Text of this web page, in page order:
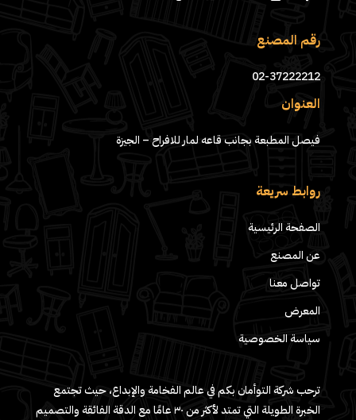
رقم المصنع
02-37222212
العنوان
فيصل المطبعة بجانب قاعه لمار للافراح – الجيزة
روابط سريعة
الصفحة الرئيسية
عن المصنع
تواصل معنا
المعرض
سياسة الخصوصية
ترحب شركة التوأمان بكم في عالم الفخامة والإبداع، حيث تجتمع
الخبرة الطويلة التي تمتد لأكثر من ٣٠ عامًا مع الدقة الفائقة والتصميم